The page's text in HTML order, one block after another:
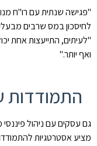
"פגישה שנתית עם רו"ח
לחיסכון במס שרבים
"לעיתים, התייעצות אחת
ואף יותר."
התמודדות
גם עסקים עם ניהול
מציע אסטרטגיות